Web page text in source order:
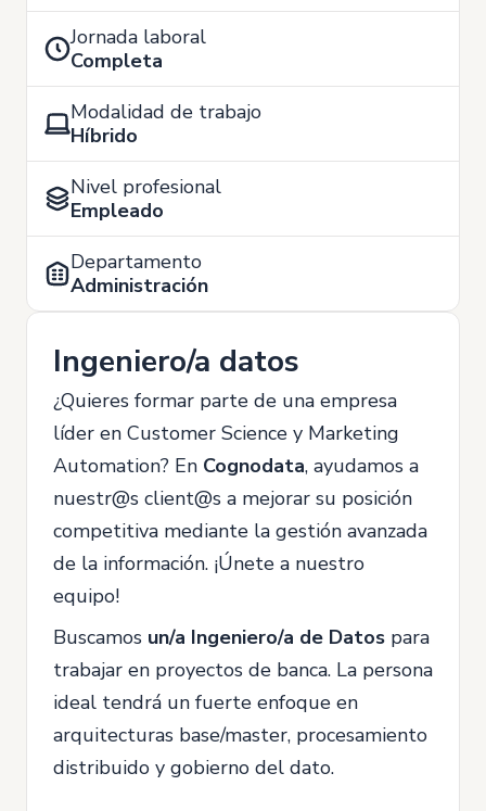
Jornada laboral
Completa
Modalidad de trabajo
Híbrido
Nivel profesional
Empleado
Departamento
Administración
Ingeniero/a datos
¿Quieres formar parte de una empresa
líder en Customer Science y Marketing
Automation? En Cognodata, ayudamos a
nuestr@s client@s a mejorar su posición
competitiva mediante la gestión avanzada
de la información. ¡Únete a nuestro
equipo!
Buscamos un/a Ingeniero/a de Datos para
trabajar en proyectos de banca. La persona
ideal tendrá un fuerte enfoque en
arquitecturas base/master, procesamiento
distribuido y gobierno del dato.